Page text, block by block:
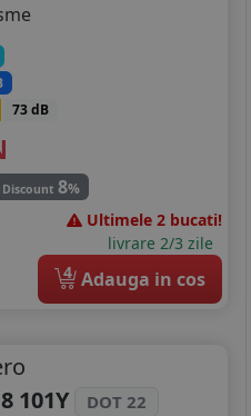
73 dB
Discount 8%
Ultimele 2 bucati!
livrare 2/3 zile
4 Adauga in cos
101Y
DOT 22